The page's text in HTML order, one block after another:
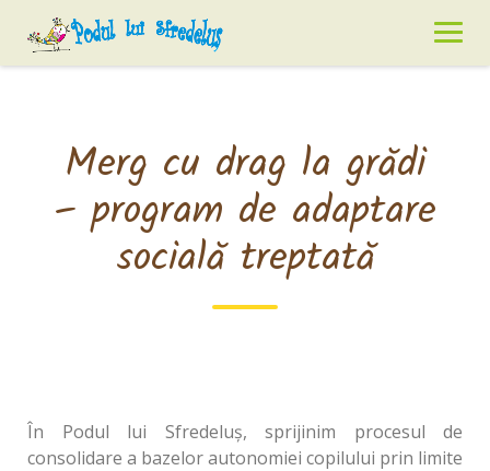
content
Merg cu drag la grădi
– program de adaptare
socială treptată
În Podul lui Sfredeluș, sprijinim procesul de
consolidare a bazelor autonomiei copilului prin limite